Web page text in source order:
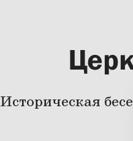
Историческая